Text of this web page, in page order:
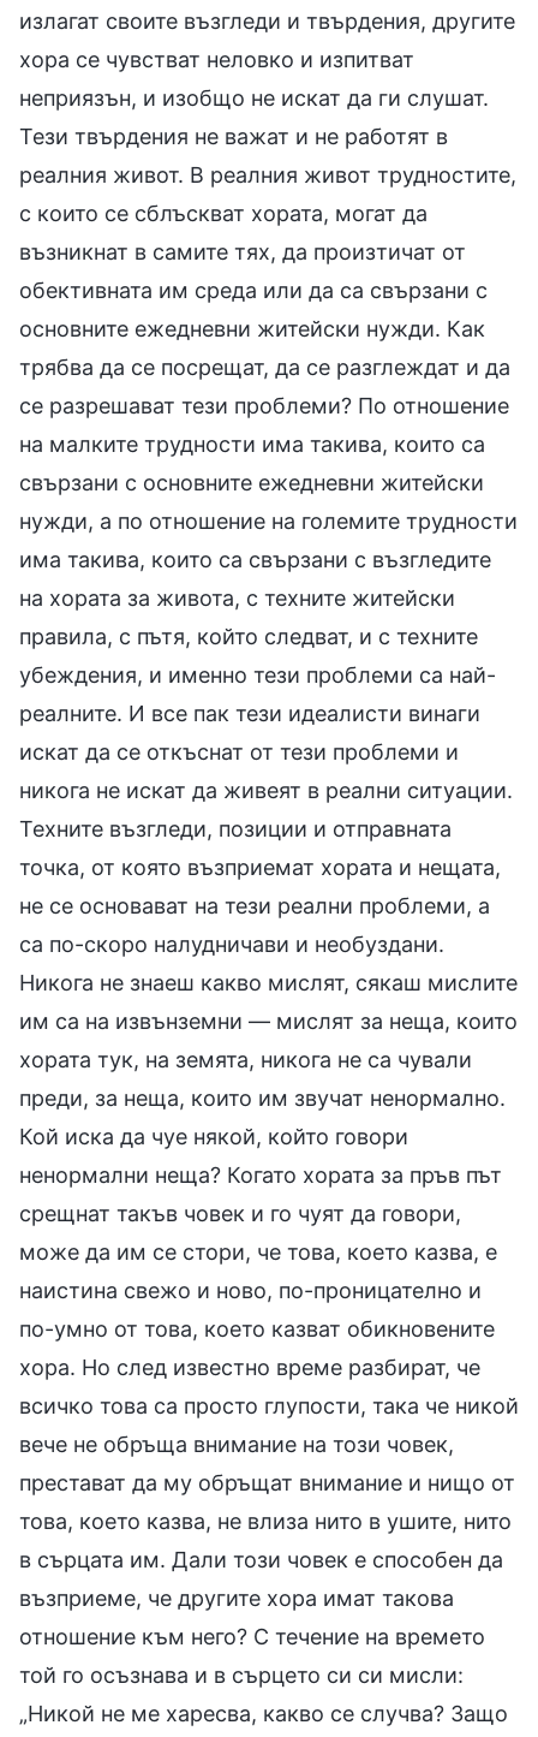
излагат своите възгледи и твърдения, другите
хора се чувстват неловко и изпитват
неприязън, и изобщо не искат да ги слушат.
Тези твърдения не важат и не работят в
реалния живот. В реалния живот трудностите,
с които се сблъскват хората, могат да
възникнат в самите тях, да произтичат от
обективната им среда или да са свързани с
основните ежедневни житейски нужди. Как
трябва да се посрещат, да се разглеждат и да
се разрешават тези проблеми? По отношение
на малките трудности има такива, които са
свързани с основните ежедневни житейски
нужди, а по отношение на големите трудности
има такива, които са свързани с възгледите
на хората за живота, с техните житейски
правила, с пътя, който следват, и с техните
убеждения, и именно тези проблеми са най-
реалните. И все пак тези идеалисти винаги
искат да се откъснат от тези проблеми и
никога не искат да живеят в реални ситуации.
Техните възгледи, позиции и отправната
точка, от която възприемат хората и нещата,
не се основават на тези реални проблеми, а
са по-скоро налудничави и необуздани.
Никога не знаеш какво мислят, сякаш мислите
им са на извънземни — мислят за неща, които
хората тук, на земята, никога не са чували
преди, за неща, които им звучат ненормално.
Кой иска да чуе някой, който говори
ненормални неща? Когато хората за пръв път
срещнат такъв човек и го чуят да говори,
може да им се стори, че това, което казва, е
наистина свежо и ново, по-проницателно и
по-умно от това, което казват обикновените
хора. Но след известно време разбират, че
всичко това са просто глупости, така че никой
вече не обръща внимание на този човек,
престават да му обръщат внимание и нищо от
това, което казва, не влиза нито в ушите, нито
в сърцата им. Дали този човек е способен да
възприеме, че другите хора имат такова
отношение към него? С течение на времето
той го осъзнава и в сърцето си си мисли:
„Никой не ме харесва, какво се случва? Защо